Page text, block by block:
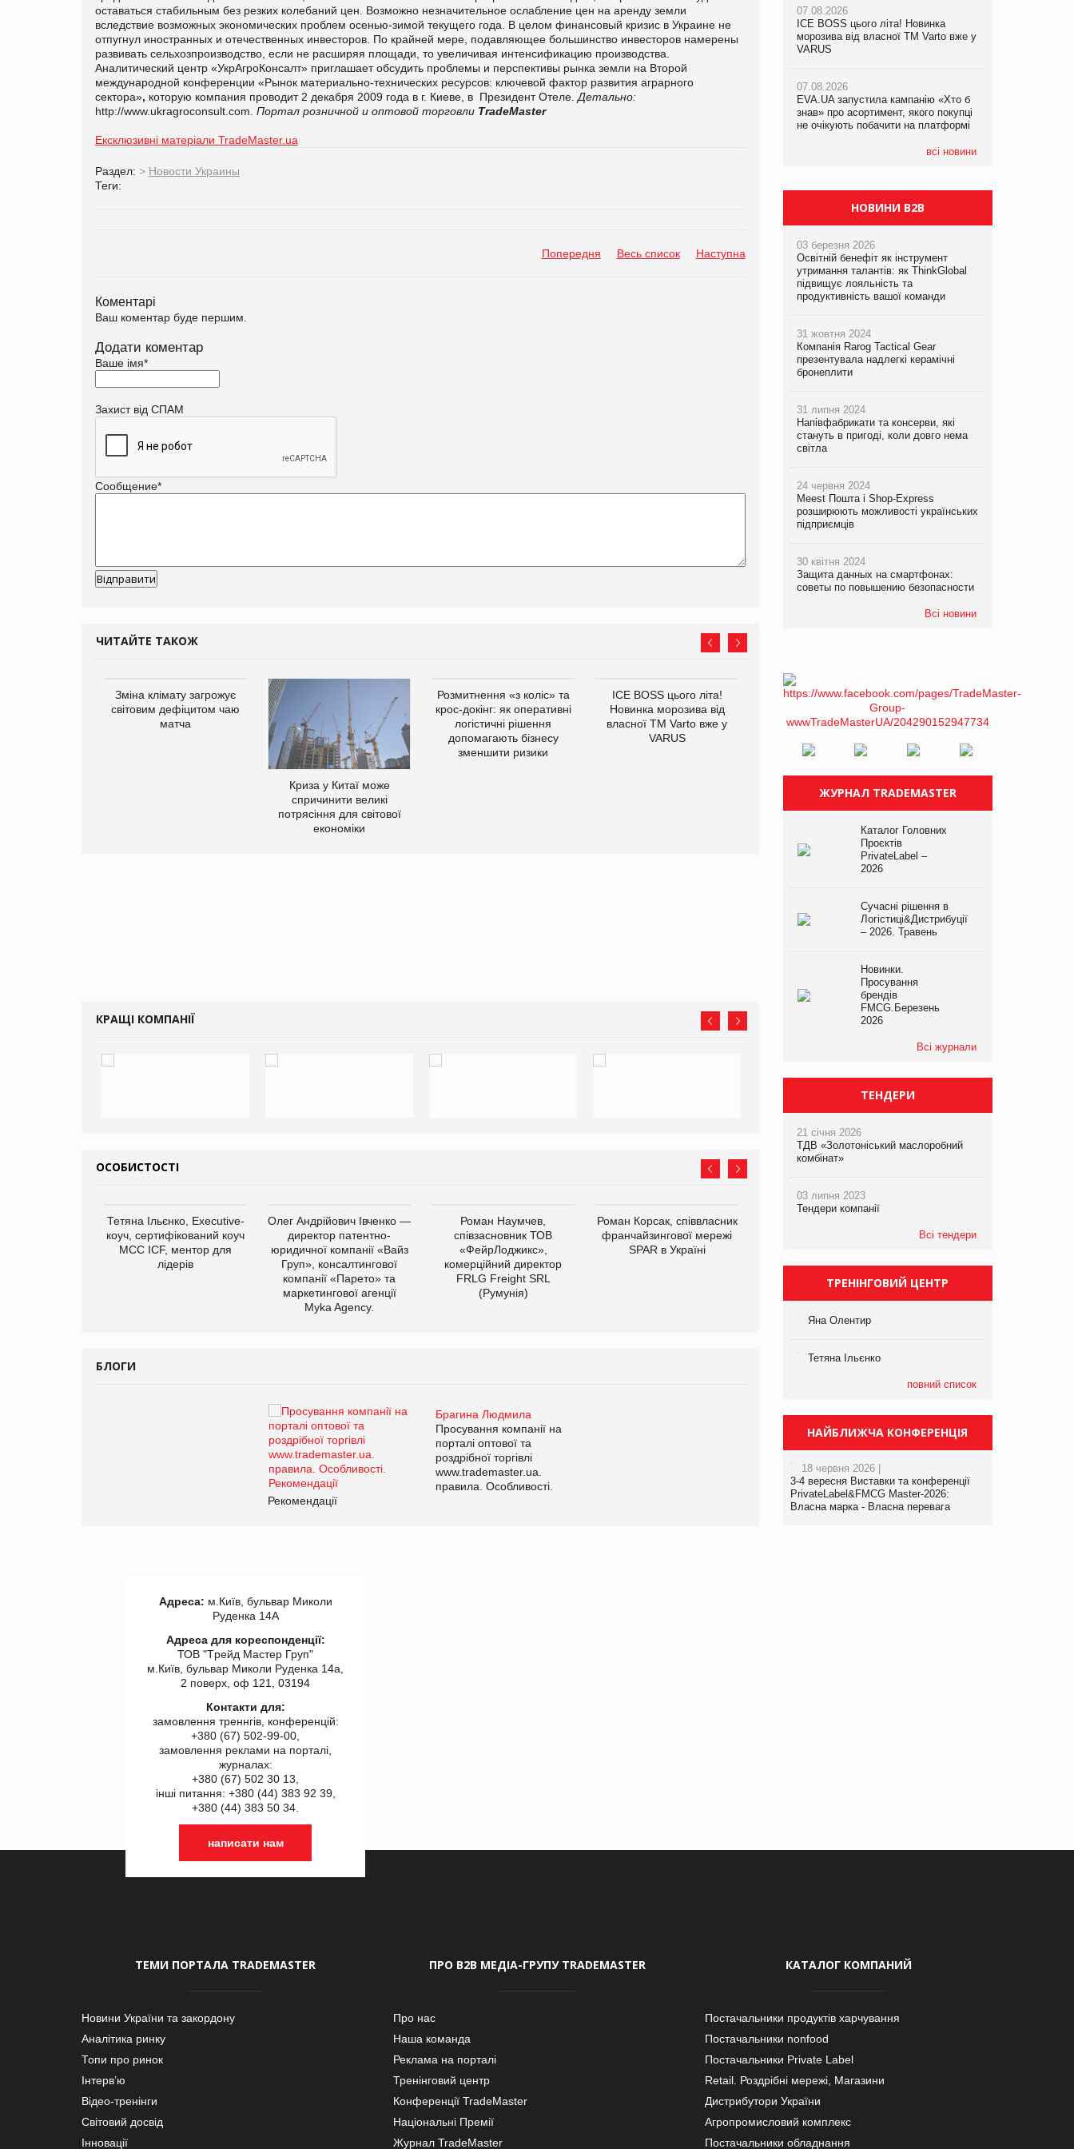
оставаться стабильным без резких колебаний цен. Возможно незначительное ослабление цен на аренду земли
вследствие возможных экономических проблем осенью-зимой текущего года. В целом финансовый кризис в Украине не
отпугнул иностранных и отечественных инвесторов. По крайней мере, подавляющее большинство инвесторов намерены
развивать сельхозпроизводство, если не расширяя площади, то увеличивая интенсификацию производства.
Аналитический центр «УкрАгроКонсалт» приглашает обсудить проблемы и перспективы рынка земли на Второй
международной конференции «Рынок материально-технических ресурсов: ключевой фактор развития аграрного
сектора», которую компания проводит 2 декабря 2009 года в г. Киеве, в Президент Отеле. Детально:
http://www.ukragroconsult.com. Портал розничной и оптовой торговли TradeMaster
Ексклюзивні матеріали TradeMaster.ua
Раздел: > Новости Украины
Теги:
Попередня Весь список Наступна
Коментарі
Ваш коментар буде першим.
Додати коментар
Ваше імя*
Захист від СПАМ
Сообщение*
ЧИТАЙТЕ ТАКОЖ
Зміна клімату загрожує
світовим дефіцитом чаю
матча
Криза у Китаї може
спричинити великі
потрясіння для світової
економіки
Розмитнення «з коліс» та
крос-докінг: як оперативні
логістичні рішення
допомагають бізнесу
зменшити ризики
ICE BOSS цього літа!
Новинка морозива від
власної ТМ Varto вже у
VARUS
EVA.UA запустила
кампанію «Хто б знав» про
асортимент, якого покупці
платформі
Kraft Heinz скоротила
КРАЩІ КОМПАНІЇ
ОСОБИСТОСТІ
Тетяна Ільєнко, Executive-
коуч, сертифікований коуч
МСС ICF, ментор для
лідерів
Олег Андрійович Івченко —
директор патентно-
юридичної компанії «Вайз
Груп», консалтингової
компанії «Парето» та
маркетингової агенції
Myka Agency.
Роман Наумчев,
співзасновник ТОВ
«ФейрЛоджикс»,
комерційний директор
FRLG Freight SRL
(Румунія)
Роман Корсак, співвласник
франчайзингової мережі
SPAR в Україні
виробництва
компанії «УкраМарин»
БЛОГИ
Брагина Людмила
Просування компанії на
порталі оптової та
роздрібної торгівлі
www.trademaster.ua.
правила. Особливості.
Рекомендації
Брагина Людмила
Просування компанії на
www.trademaster.ua.
правила. Особливості.
07.08.2026
ICE BOSS цього літа! Новинка
морозива від власної ТМ Varto вже у
VARUS
07.08.2026
EVA.UA запустила кампанію «Хто б
знав» про асортимент, якого покупці
не очікують побачити на платформі
всі новини
06.08.2026
Смачна новинка для хвостатих: у
VARUS з’явилися паучі Varto Paw
05.08.2026
Мережа супермаркетів VARUS купує
мережу магазинів формату
компанія налічуватиме 374 магазини
07.08.2026
Франція заборонила рекламні дзвінки
НОВИНИ B2B
03 березня 2026
Освітній бенефіт як інструмент
утримання талантів: як ThinkGlobal
підвищує лояльність та
продуктивність вашої команди
31 жовтня 2024
Компанія Rarog Tactical Gear
презентувала надлегкі керамічні
бронеплити
31 липня 2024
Напівфабрикати та консерви, які
стануть в пригоді, коли довго нема
світла
24 червня 2024
Meest Пошта і Shop-Express
розширюють можливості українських
підприємців
30 квітня 2024
Защита данных на смартфонах:
советы по повышению безопасности
Всі новини
ЖУРНАЛ TRADEMASTER
Каталог Головних
Проєктів
PrivateLabel –
2026
Сучасні рішення в
Логістиці&Дистрибуції
– 2026. Травень
Новинки.
Просування
брендів
FMCG.Березень
2026
Всі журнали
ТЕНДЕРИ
21 січня 2026
ТДВ «Золотоніський маслоробний
комбінат»
03 липня 2023
Тендери компанії
Всі тендери
ТРЕНІНГОВИЙ ЦЕНТР
Яна Олентир
Тетяна Ільєнко
повний список
НАЙБЛИЖЧА КОНФЕРЕНЦІЯ
18 червня 2026 |
3-4 вересня Виставки та конференції
PrivateLabel&FMCG Master-2026:
Власна марка - Власна перевага
Адреса: м.Київ, бульвар Миколи
Руденка 14А
Адреса для кореспонденції:
ТОВ "Tрейд Мастер Груп"
м.Київ, бульвар Миколи Руденка 14а,
2 поверх, оф 121, 03194
Контакти для:
замовлення треннгів, конференцій:
+380 (67) 502-99-00,
замовлення реклами на порталі,
журналах:
+380 (67) 502 30 13,
інші питання: +380 (44) 383 92 39,
+380 (44) 383 50 34.
написати нам
ТЕМИ ПОРТАЛА TRADEMASTER
Новини України та закордону
Аналітика ринку
Топи про ринок
Інтерв’ю
Відео-тренінги
Світовий досвід
Інновації
ПРО В2В МЕДІА-ГРУПУ TRADEMASTER
Про нас
Наша команда
Реклама на порталі
Тренінговий центр
Конференції TradeMaster
Національні Премії
Журнал TradeMaster
КАТАЛОГ КОМПАНИЙ
Постачальники продуктів харчування
Постачальники nonfood
Постачальники Private Label
Retail. Роздрібні мережі, Магазини
Дистрибутори України
Агропромисловий комплекс
Постачальники обладнання